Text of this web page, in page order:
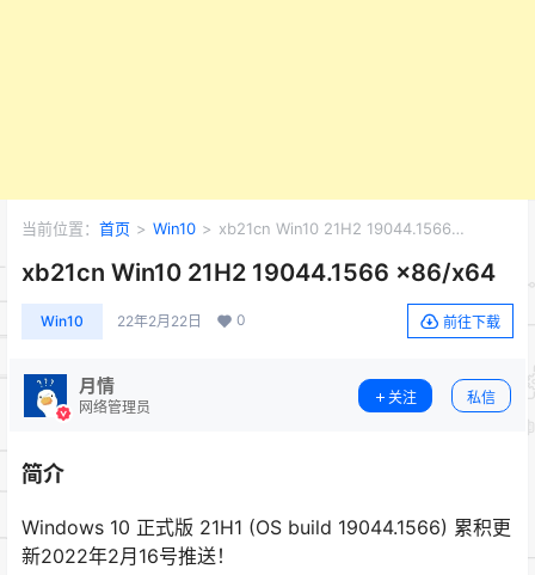
当前位置： 首页 > Win10 > xb21cn Win10 21H2 19044.1566
xb21cn Win10 21H2 19044.1566 x86/x64
Win10 22年2月22日 0 前往下载
月情
网络管理员
关注 私信
简介
Windows 10 正式版 21H1 (OS build 19044.1566) 累积更
新2022年2月16号推送！